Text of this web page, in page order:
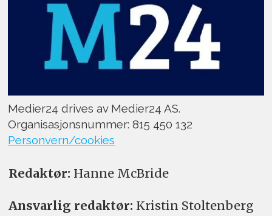
Medier24 drives av Medier24 AS.
Organisasjonsnummer: 815 450 132
Personvern/cookies
Redaktør: Hanne McBride
Ansvarlig redaktør: Kristin Stoltenberg